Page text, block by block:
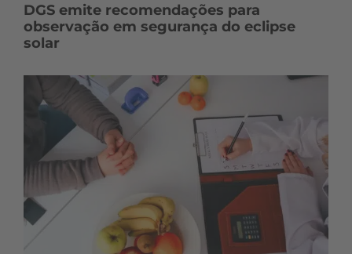
DGS emite recomendações para
observação em segurança do eclipse
solar